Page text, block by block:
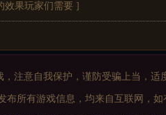
效果玩家们需要 ]
，注意自我保护，谨防受骗上当，
布所有游戏信息，均来自互联网，